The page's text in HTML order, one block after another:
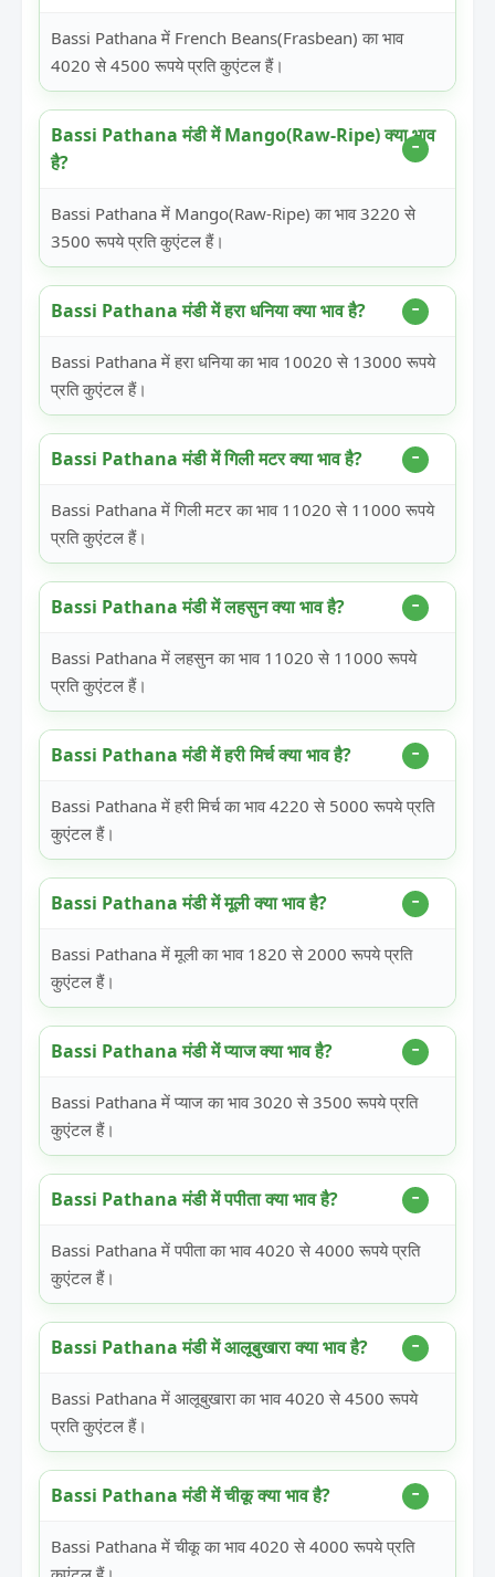
Bassi Pathana में French Beans(Frasbean) का भाव
4020 से 4500 रूपये प्रति कुएंटल हैं।
Bassi Pathana मंडी में Mango(Raw-Ripe) क्या भाव
है?
Bassi Pathana में Mango(Raw-Ripe) का भाव 3220 से
3500 रूपये प्रति कुएंटल हैं।
Bassi Pathana मंडी में हरा धनिया क्या भाव है?
Bassi Pathana में हरा धनिया का भाव 10020 से 13000 रूपये
प्रति कुएंटल हैं।
Bassi Pathana मंडी में गिली मटर क्या भाव है?
Bassi Pathana में गिली मटर का भाव 11020 से 11000 रूपये
प्रति कुएंटल हैं।
Bassi Pathana मंडी में लहसुन क्या भाव है?
Bassi Pathana में लहसुन का भाव 11020 से 11000 रूपये
प्रति कुएंटल हैं।
Bassi Pathana मंडी में हरी मिर्च क्या भाव है?
Bassi Pathana में हरी मिर्च का भाव 4220 से 5000 रूपये प्रति
कुएंटल हैं।
Bassi Pathana मंडी में मूली क्या भाव है?
Bassi Pathana में मूली का भाव 1820 से 2000 रूपये प्रति
कुएंटल हैं।
Bassi Pathana मंडी में प्याज क्या भाव है?
Bassi Pathana में प्याज का भाव 3020 से 3500 रूपये प्रति
कुएंटल हैं।
Bassi Pathana मंडी में पपीता क्या भाव है?
Bassi Pathana में पपीता का भाव 4020 से 4000 रूपये प्रति
कुएंटल हैं।
Bassi Pathana मंडी में आलूबुखारा क्या भाव है?
Bassi Pathana में आलूबुखारा का भाव 4020 से 4500 रूपये
प्रति कुएंटल हैं।
Bassi Pathana मंडी में चीकू क्या भाव है?
Bassi Pathana में चीकू का भाव 4020 से 4000 रूपये प्रति